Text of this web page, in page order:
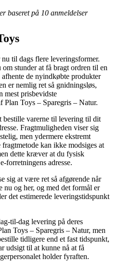
baseret på 10 anmeldelser
til dags flere leveringsformer.
stunder at få bragt ordren til en
de nyindkøbte produkter
er nemlig ret så gnidningsløs,
mest prisbevidste
Plan Toys – Sparegris – Natur.
bestille varerne til levering til dit
Fragtmuligheden viser sig
men ydermere ekstremt
kan ikke modsiges at
dette kræver at du fysisk
forretningens adresse.
sig at være ret så afgørende når
nu og her, og med det formål er
det estimerede leveringstidspunkt
til-dag levering på deres
Toys – Sparegris – Natur, men
tidligere end et fast tidspunkt,
udsigt til at kunne nå at få
holder fyraften.